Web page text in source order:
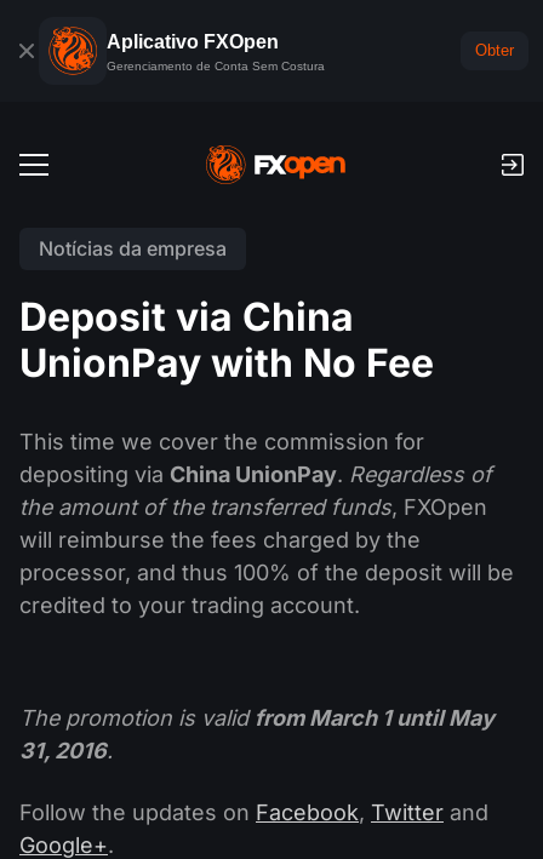
Aplicativo FXOpen
Gerenciamento de Conta Sem Costura
Obter
Conta Forex Demo
Comissões e swaps (rollovers)
Pagamentos
O que é PAMM?
Classificação de contas PAMM
PAMM ECN
Ferramentas de Negociante
Promoções
Concursos Forex
Forex
Commodities
ETF
Criptomoedas
Plataformas de negociação
Comparação
FXOpen App para iOS
FXOpen App para Android
VPS
API FIX
Calendário Econômico
Notícias e análises
Calendário de dividendos
Fórum Forex
O que é negociação de CFDs?
O que é um corretor Forex?
Notícias da empresa
Por que nós?
Notícias da empresa
Deposit via China
UnionPay with No Fee
This time we cover the commission for
depositing via China UnionPay. Regardless of
the amount of the transferred funds, FXOpen
will reimburse the fees charged by the
processor, and thus 100% of the deposit will be
credited to your trading account.
The promotion is valid from March 1 until May
31, 2016.
Follow the updates on Facebook, Twitter and
Google+.